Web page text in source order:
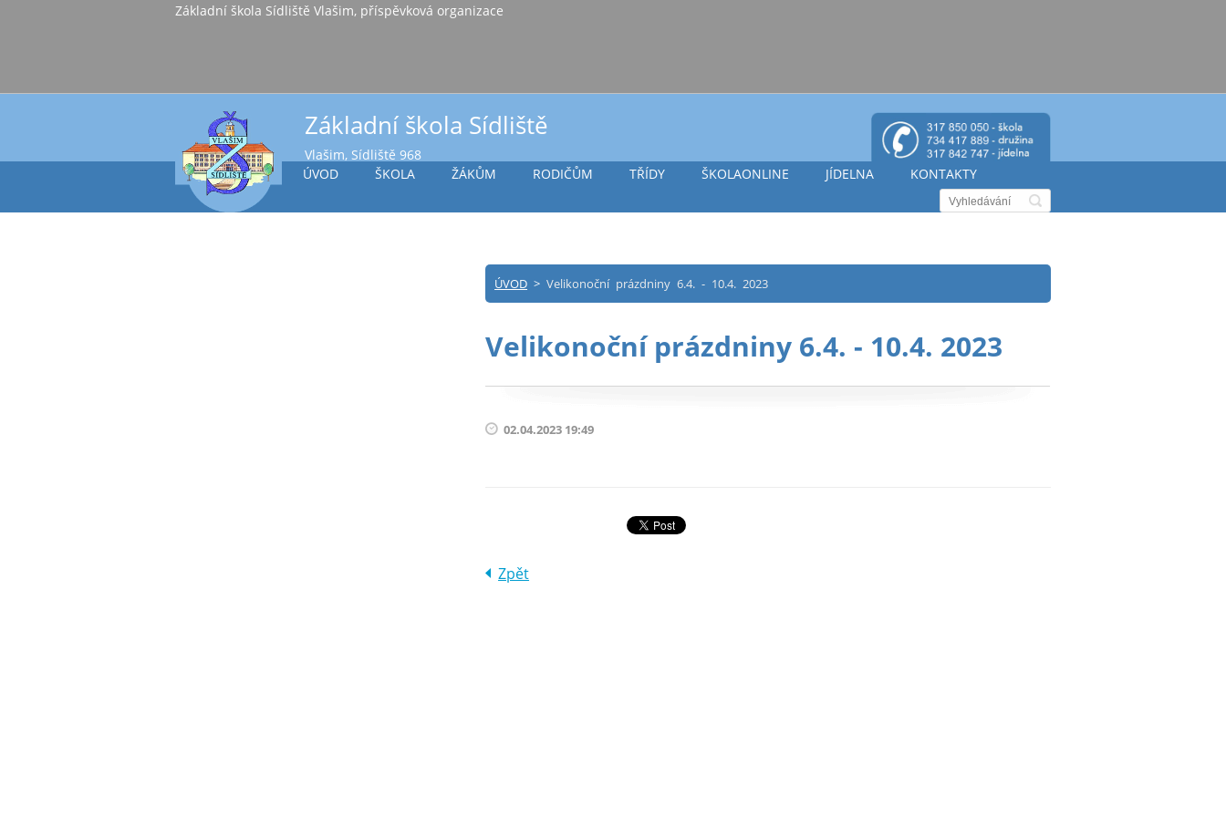
Základní škola Sídliště Vlašim, příspěvková organizace
Základní škola Sídliště
Vlašim, Sídliště 968
ÚVOD
ŠKOLA ŽÁKŮM RODIČŮM TŘÍDY ŠKOLAONLINE JÍDELNA KONTAKTY
ÚVOD >Velikonoční prázdniny 6.4. - 10.4. 2023
Velikonoční prázdniny 6.4. - 10.4. 2023
02.04.2023 19:49
Zpět